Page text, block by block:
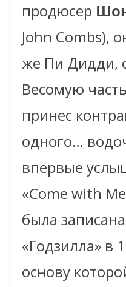
продюсер
John Combs),
же Пи Дидди,
Весомую
принес
одного…
впервые
«Come with
была
«Годзилла» в
основу